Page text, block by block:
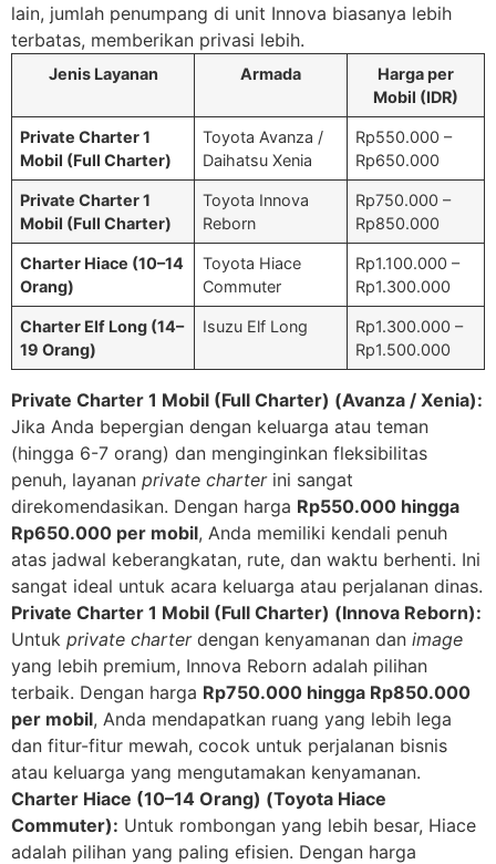
lain, jumlah penumpang di unit Innova biasanya lebih
terbatas, memberikan privasi lebih.
Jenis Layanan Armada
Harga per
Mobil (IDR)
Private Charter 1
Mobil (Full Charter)
Toyota Avanza /
Daihatsu Xenia
Rp550.000 –
Rp650.000
Private Charter 1
Mobil (Full Charter)
Toyota Innova
Reborn
Rp750.000 –
Rp850.000
Charter Hiace (10–14
Orang)
Toyota Hiace
Commuter
Rp1.100.000 –
Rp1.300.000
Charter Elf Long (14–
19 Orang)
Isuzu Elf Long
Rp1.300.000 –
Rp1.500.000
Private Charter 1 Mobil (Full Charter) (Avanza / Xenia):
Jika Anda bepergian dengan keluarga atau teman
(hingga 6-7 orang) dan menginginkan fleksibilitas
penuh, layanan private charterini sangat
direkomendasikan. Dengan harga Rp550.000 hingga
Rp650.000 per mobil, Anda memiliki kendali penuh
atas jadwal keberangkatan, rute, dan waktu berhenti. Ini
sangat ideal untuk acara keluarga atau perjalanan dinas.
Private Charter 1 Mobil (Full Charter) (Innova Reborn):
Untuk private charterdengan kenyamanan dan image
yang lebih premium, Innova Reborn adalah pilihan
terbaik. Dengan harga Rp750.000 hingga Rp850.000
per mobil, Anda mendapatkan ruang yang lebih lega
dan fitur-fitur mewah, cocok untuk perjalanan bisnis
atau keluarga yang mengutamakan kenyamanan.
Charter Hiace (10–14 Orang) (Toyota Hiace
Commuter): Untuk rombongan yang lebih besar, Hiace
adalah pilihan yang paling efisien. Dengan harga